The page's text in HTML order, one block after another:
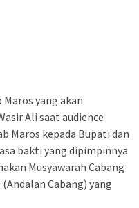
yang akan
Ali saat audience
Maros kepada Bupati dan
bakti yang dipimpinnya
Musyawarah Cabang
Cabang) yang